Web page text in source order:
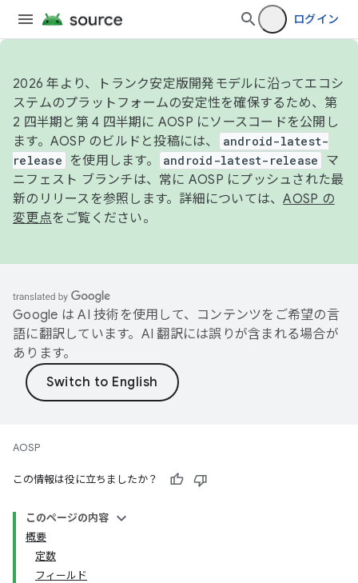
ログイン
2026 年より、トランク安定版開発モデルに沿ってエコシ
ステムのプラットフォームの安定性を確保するため、第
2 四半期と第 4 四半期に AOSP にソースコードを公開し
ます。AOSP のビルドと投稿には、
android-latest-
release
を使用します。 android-latest-release
マ
ニフェスト ブランチは、常に AOSP にプッシュされた最
新のリリースを参照します。詳細については、AOSP の
変更点をご覧ください。
Google は AI 技術を使用して、コンテンツをご希望の言
語に翻訳しています。AI 翻訳には誤りが含まれる場合が
あります。
AOSP
この情報は役に立ちましたか？
このページの内容
概要
定数
フィールド